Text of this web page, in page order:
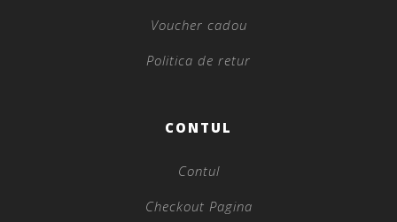
Voucher cadou
Politica de retur
CONTUL
Contul
Checkout Pagina